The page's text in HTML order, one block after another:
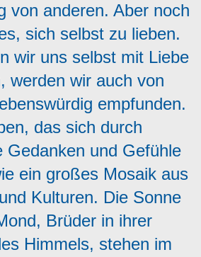
von anderen. Aber noch
sich selbst zu lieben.
wir uns selbst mit Liebe
werden wir auch von
empfunden.
das sich durch
Gedanken und Gefühle
ein großes Mosaik aus
Kulturen. Die Sonne
Brüder in ihrer
Himmels, stehen im